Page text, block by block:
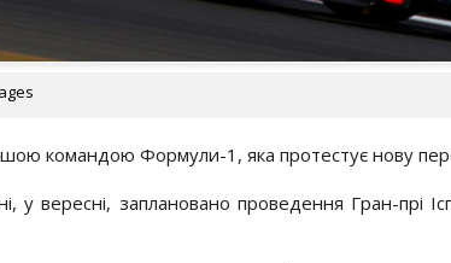
командою Формули-1, яка протестує нову
у вересні, заплановано проведення Гран-прі